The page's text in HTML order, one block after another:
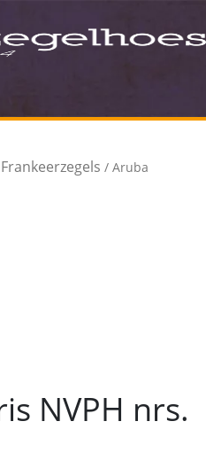
Frankeerzegels / Aruba
NVPH nrs.